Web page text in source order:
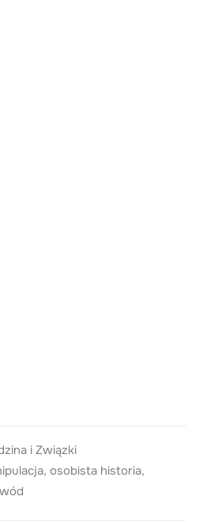
i Związki
, osobista historia,